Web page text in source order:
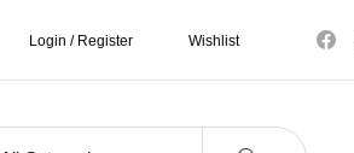
Login / Register Wishlist